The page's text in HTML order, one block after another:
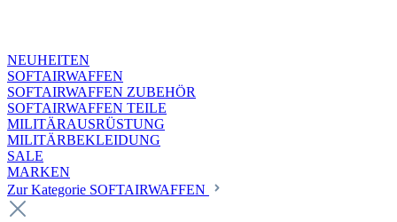
NEUHEITEN
SOFTAIRWAFFEN
SOFTAIRWAFFEN ZUBEHÖR
SOFTAIRWAFFEN TEILE
MILITÄRAUSRÜSTUNG
MILITÄRBEKLEIDUNG
SALE
MARKEN
Zur Kategorie SOFTAIRWAFFEN